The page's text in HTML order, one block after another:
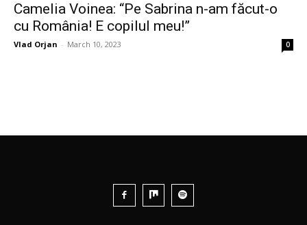
Camelia Voinea: “Pe Sabrina n-am făcut-o
cu România! E copilul meu!”
Vlad Orjan - March 10, 2023 0